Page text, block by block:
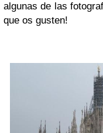
algunas de las
que os gusten!